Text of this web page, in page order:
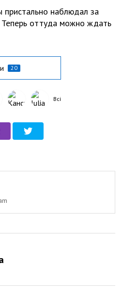
наблюдал за
Теперь оттуда можно ждать
20
Всі